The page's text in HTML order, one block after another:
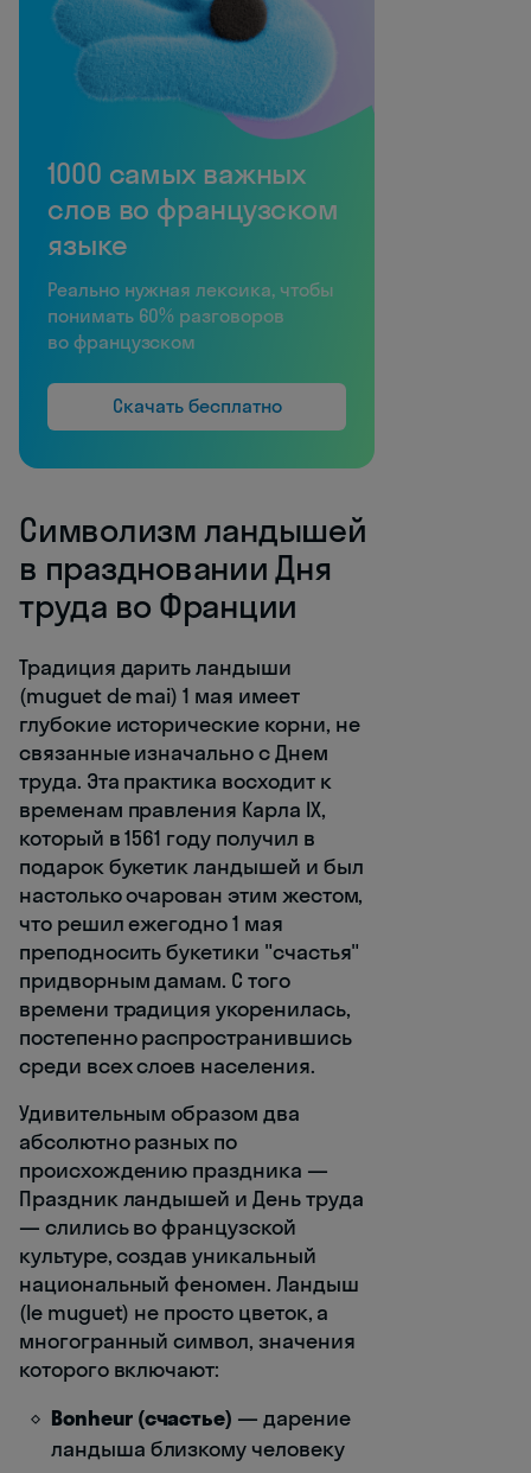
1000 самых важных
слов во французском
языке
Реально нужная лексика, чтобы
понимать 60% разговоров
во французском
Скачать бесплатно
Символизм ландышей
в праздновании Дня
труда во Франции
Традиция дарить ландыши
(muguet de mai) 1 мая имеет
глубокие исторические корни, не
связанные изначально с Днем
труда. Эта практика восходит к
временам правления Карла IX,
который в 1561 году получил в
подарок букетик ландышей и был
настолько очарован этим жестом,
что решил ежегодно 1 мая
преподносить букетики "счастья"
придворным дамам. С того
времени традиция укоренилась,
постепенно распространившись
среди всех слоев населения.
Удивительным образом два
абсолютно разных по
происхождению праздника —
Праздник ландышей и День труда
— слились во французской
культуре, создав уникальный
национальный феномен. Ландыш
(le muguet) не просто цветок, а
многогранный символ, значения
которого включают:
Bonheur (счастье) — дарение
ландыша близкому человеку